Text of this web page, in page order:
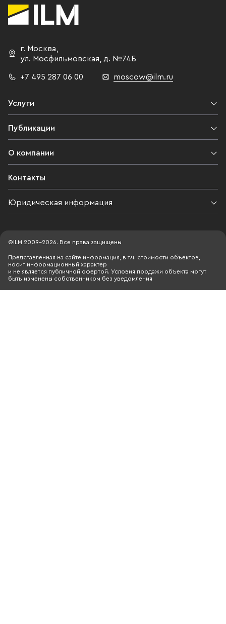
г. Москва,
ул. Мосфильмовская, д. №74Б
+7 495 287 06 00 moscow@ilm.ru
Услуги
Публикации
О компании
Контакты
Юридическая информация
©ILM 2009-2026. Все права защищены
Представленная на сайте информация, в т.ч. стоимости объектов,
носит информационный характер
и не является публичной офертой. Условия продажи объекта могут
быть изменены собственником без уведомления